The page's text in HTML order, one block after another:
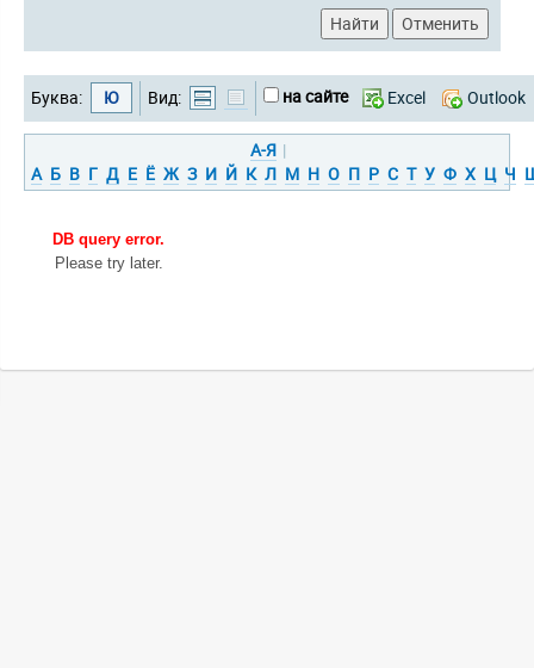
Буква: Ю Вид: на сайте Excel Outlook
А-Я |
А Б В Г Д Е Ё Ж З И Й К Л М Н О П Р С Т У Ф Х Ц Ч
DB query error.
Please try later.